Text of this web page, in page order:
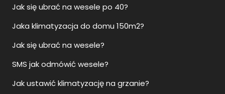
Jak się ubrać na wesele po 40?
Jaka klimatyzacja do domu 150m2?
Jak się ubrać na wesele?
SMS jak odmówić wesele?
Jak ustawić klimatyzację na grzanie?